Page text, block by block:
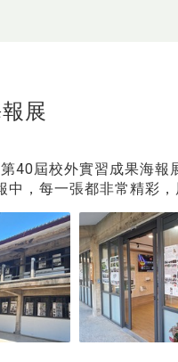
展
40屆校外實習成果海報
中，每一張都非常精彩